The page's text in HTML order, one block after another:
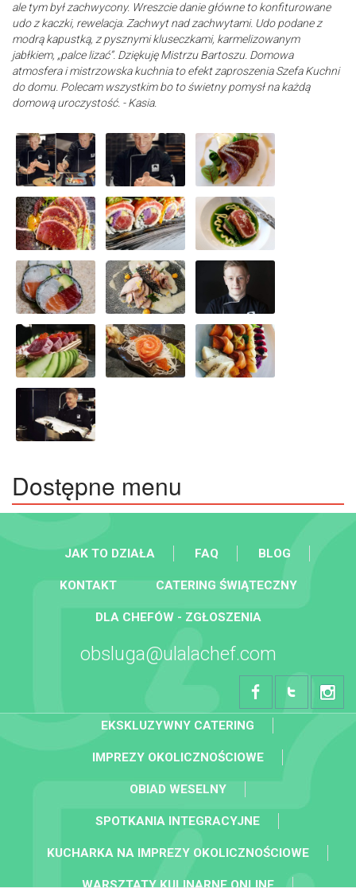
ale tym był zachwycony. Wreszcie danie główne to konfiturowane
udo z kaczki, rewelacja. Zachwyt nad zachwytami. Udo podane z
modrą kapustką, z pysznymi kluseczkami, karmelizowanym
jabłkiem, „palce lizać”. Dziękuję Mistrzu Bartoszu. Domowa
atmosfera i mistrzowska kuchnia to efekt zaproszenia Szefa Kuchni
do domu. Polecam wszystkim bo to świetny pomysł na każdą
domową uroczystość. - Kasia.
Dostępne menu
JAK TO DZIAŁA FAQ BLOG
KONTAKT CATERING ŚWIĄTECZNY
DLA CHEFÓW - ZGŁOSZENIA
obsluga@ulalachef.com
EKSKLUZYWNY CATERING
IMPREZY OKOLICZNOŚCIOWE
OBIAD WESELNY
SPOTKANIA INTEGRACYJNE
KUCHARKA NA IMPREZY OKOLICZNOŚCIOWE
WARSZTATY KULINARNE ONLINE